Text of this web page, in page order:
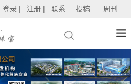
登录 | 注册 | 联系 投稿 周刊